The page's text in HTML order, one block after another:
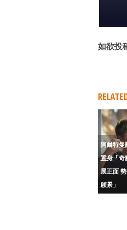
如欲投
阿爾特曼
置身「奇
展正面
願景」